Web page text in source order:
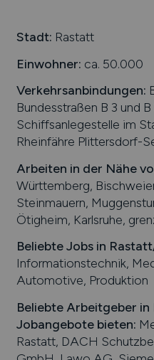
Stadt: Rastatt
Einwohner: ca. 50.000
Verkehrsanbindungen:
Bundesstraßen B 3 und
Schiffsanlegestelle im
Rheinfähre Plittersdorf-
Arbeiten in der Nähe
Württemberg,
Steinmauern,
Ötigheim, Karlsruhe,
Beliebte Jobs in Rastatt
Informationstechnik,
Automotive, Produktion
Beliebte Arbeitgeber in
Jobangebote bieten:
Rastatt, DACH